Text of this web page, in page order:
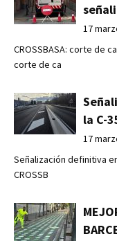
17
CROSSBASA: corte de
corte de ca
la C-
17
Señalización definitiva
CROSSB